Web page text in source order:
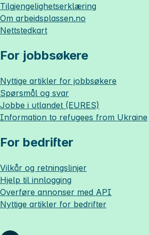
Tilgjengelighetserklæring
Om arbeidsplassen.no
Nettstedkart
For jobbsøkere
Nyttige artikler for jobbsøkere
Spørsmål og svar
Jobbe i utlandet (EURES)
Information to refugees from Ukraine
For bedrifter
Vilkår og retningslinjer
Hjelp til innlogging
Overføre annonser med API
Nyttige artikler for bedrifter